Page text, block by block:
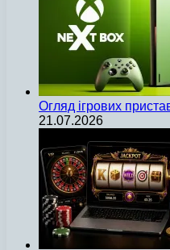
Огляд ігрових
21.07.2026